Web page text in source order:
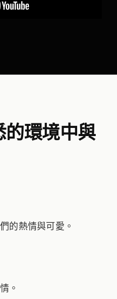
的環境中與
的熱情與可愛。
。